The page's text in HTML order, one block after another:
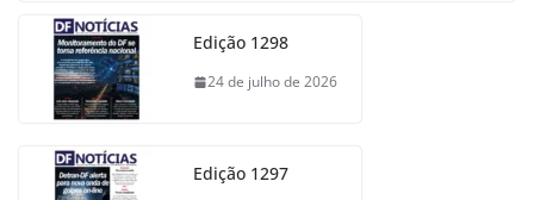
Edição 1298
24 de julho de 2026
Edição 1297